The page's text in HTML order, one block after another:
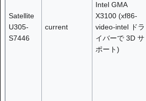
Satellite
U305-
S7446
current
Intel GMA
X3100 (xf86-
video-intel ドラ
イバーで 3D サ
ポート)